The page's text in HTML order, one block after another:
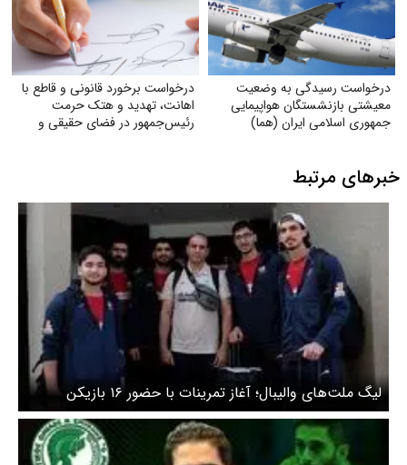
درخواست رسیدگی به وضعیت
معیشتی بازنشستگان هواپیمایی
جمهوری اسلامی ایران (هما)
درخواست برخورد قانونی و قاطع با
اهانت، تهدید و هتک حرمت
رئیس‌جمهور در فضای حقیقی و
خبرهای مرتبط
لیگ ملت‌های والیبال؛ آغاز تمرینات با حضور ۱۶ بازیکن
اعزامی